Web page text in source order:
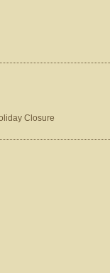
Closure